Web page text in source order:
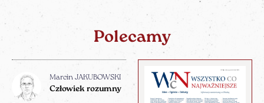
Polecamy
Marcin JAKUBOWSKI
Człowiek rozumny